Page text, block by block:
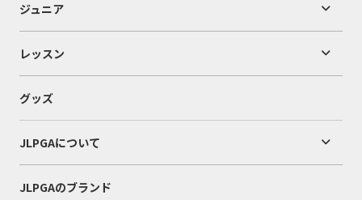
ジュニア
レッスン
グッズ
JLPGAについて
JLPGAのブランド